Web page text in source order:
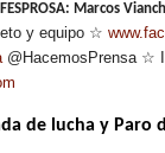
Marcos
y equipo ☆
@HacemosPrensa ☆
de lucha y Paro